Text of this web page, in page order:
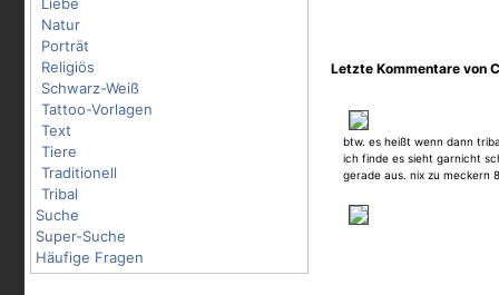
Natur
Porträt
Religiös
Schwarz-Weiß
Tattoo-Vorlagen
Text
Tiere
Traditionell
Tribal
Suche
Super-Suche
Häufige Fragen
Letzte Kommentare von
btw. es heißt wenn dann
ich finde es sieht garnicht
gerade aus. nix zu meckern